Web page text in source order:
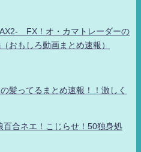
FX！オ・カマトレーダーの
おもしろ動画まとめ速報）
髪ってるまとめ速報！！激しく
百合ネエ！こじらせ！50独身処